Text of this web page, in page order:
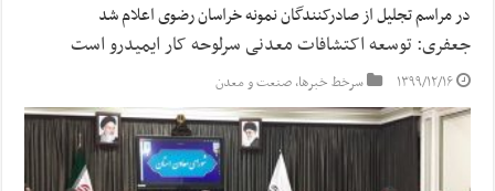
در مراسم تجلیل از صادرکنندگان نمونه خراسان رضوی اعلام شد
جعفری: توسعه اکتشافات معدنی سرلوحه کار ایمیدرو است
۱۳۹۹/۱۲/۱۶ سرخط خبرها,صنعت و معدن